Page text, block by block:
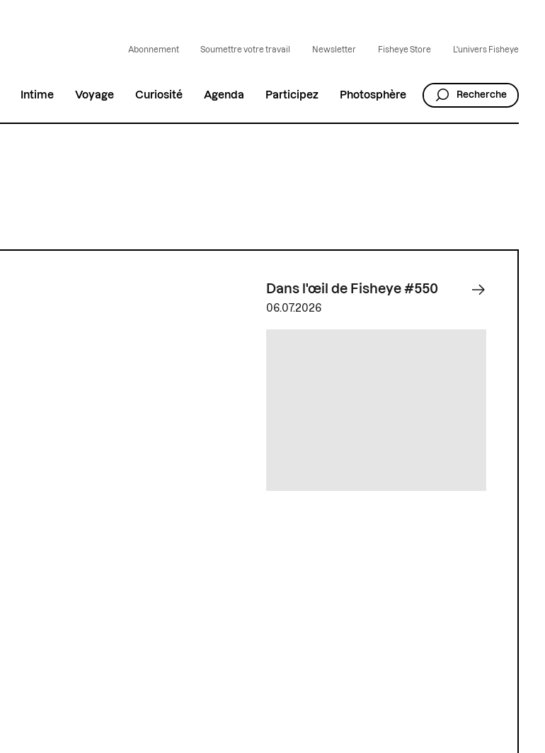
Abonnement Soumettre votre travail Newsletter Fisheye Store L'univers Fisheye
Intime Voyage Curiosité Agenda Participez Photosphère Recherche
Dans l'œil de Fisheye #550
06.07.2026